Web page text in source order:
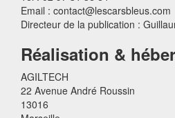
Email : contact@lescarsbleus.com
Directeur de la publication :
Réalisation &
AGILTECH
22 Avenue André Roussin
13016